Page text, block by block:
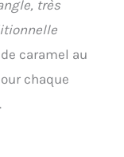
très
caramel au
chaque